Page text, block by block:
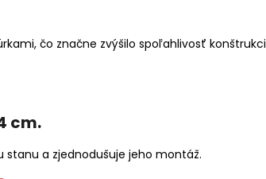
čo značne zvýšilo spoľahlivosť
cm.
stanu a zjednodušuje jeho montáž.